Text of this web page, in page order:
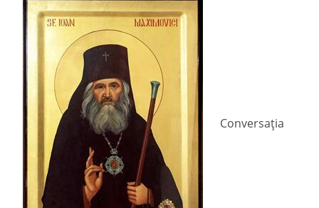
Conversația